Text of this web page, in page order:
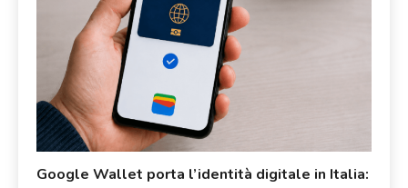
Google Wallet porta l’identità digitale in Italia: